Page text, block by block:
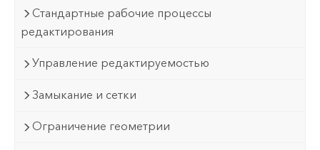
Стандартные рабочие процессы
редактирования
Управление редактируемостью
Замыкание и сетки
Ограничение геометрии